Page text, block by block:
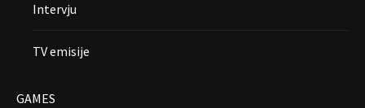
Intervju
TV emisije
GAMES